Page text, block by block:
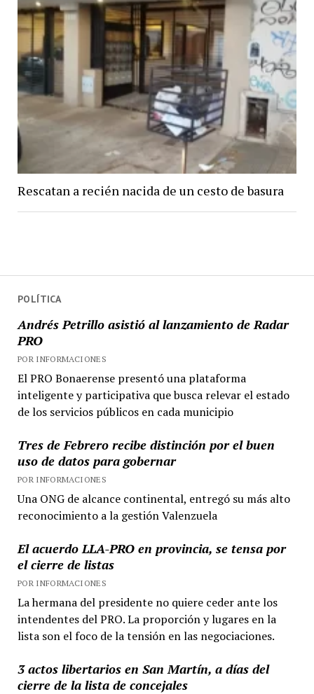
POLÍTICA
Andrés Petrillo asistió al lanzamiento de Radar
PRO
POR INFORMACIONES
El PRO Bonaerense presentó una plataforma
inteligente y participativa que busca relevar el estado
de los servicios públicos en cada municipio
Tres de Febrero recibe distinción por el buen
uso de datos para gobernar
POR INFORMACIONES
Una ONG de alcance continental, entregó su más alto
reconocimiento a la gestión Valenzuela
El acuerdo LLA-PRO en provincia, se tensa por
el cierre de listas
POR INFORMACIONES
La hermana del presidente no quiere ceder ante los
intendentes del PRO. La proporción y lugares en la
lista son el foco de la tensión en las negociaciones.
3 actos libertarios en San Martín, a días del
cierre de la lista de concejales
Rescatan a recién nacida de un cesto de basura